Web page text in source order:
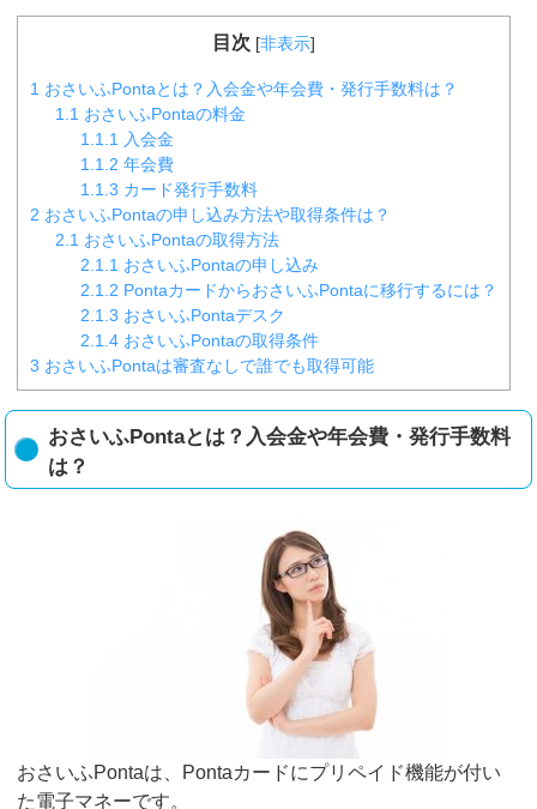
目次 [非表示]
1 おさいふPontaとは？入会金や年会費・発行手数料は？
1.1 おさいふPontaの料金
1.1.1
入会金
1.1.2 年会費
1.1.3 カード発行手数料
2 おさいふPontaの申し込み方法や取得条件は？
2.1 おさいふPontaの取得方法
2.1.1 おさいふPontaの申し込み
2.1.2 PontaカードからおさいふPontaに移行するには？
2.1.3 おさいふPontaデスク
2.1.4 おさいふPontaの取得条件
3 おさいふPontaは審査なしで誰でも取得可能
おさいふPontaとは？入会金や年会費・発行手数料
は？
おさいふPontaは、Pontaカードにプリペイド機能が付い
た電子マネーです。